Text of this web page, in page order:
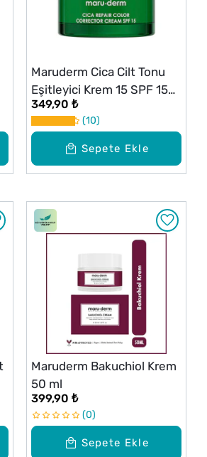
Sepete Ekle
Maruderm Cica Cilt Tonu
Eşitleyici Krem 15 SPF 15
ml
349,90 ₺
10
Sepete Ekle
Maruderm Bakuchiol Krem
50 ml
399,90 ₺
0